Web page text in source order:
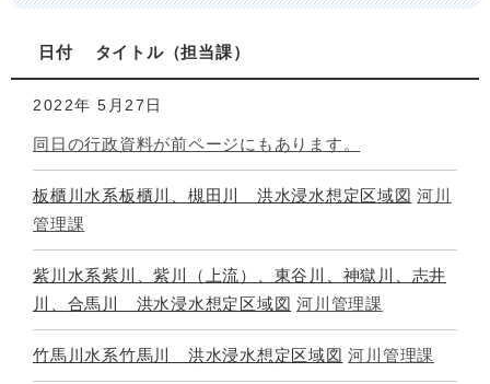
日付 タイトル 担当課
2022年 5月27日
同日の行政資料が前ページにもあります。
板櫃川水系板櫃川、槻田川 洪水浸水想定区域図 河川
管理課
紫川水系紫川、紫川（上流）、東谷川、神獄川、志井
川、合馬川 洪水浸水想定区域図 河川管理課
竹馬川水系竹馬川 洪水浸水想定区域図 河川管理課